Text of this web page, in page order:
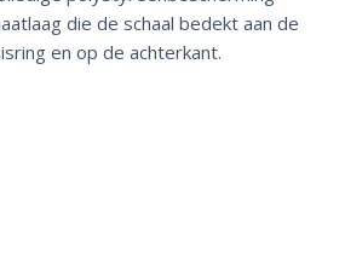
die de schaal bedekt aan de
en op de achterkant.